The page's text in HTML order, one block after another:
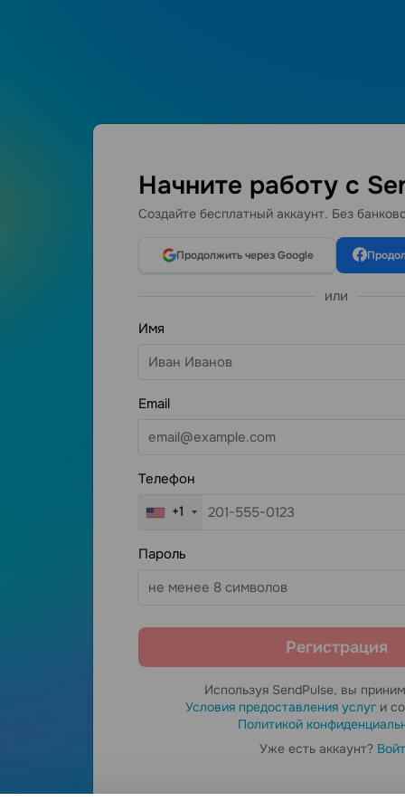
Начните работу с
Создайте бесплатный аккаунт. Без
Продолжить через Google
или
Имя
Email
Телефон
+1
Пароль
Используя SendPulse, вы
Условия предоставления услуг и
Политикой
Уже есть аккаунт?
Пользуюсь
сообщений-
уведомлений
несколько
(Имя,
клиентов с
страницу
Р Бизнес-